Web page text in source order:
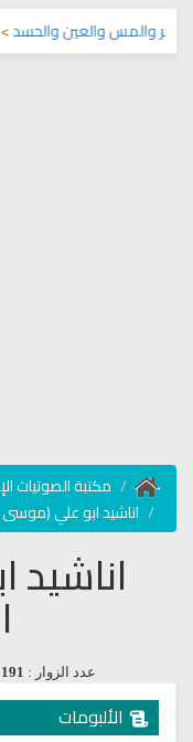
والمس والعين والحسد>>
مكتبة الصوتيات
اناشيد ابو علي
عدد الزوار :
الألبومات